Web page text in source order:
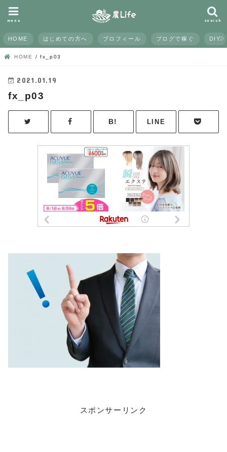
search
menu
HOME はじめての方へ プロフィール ブログで稼ぐ DIY
HOME fx_p03
2021.01.19
fx_p03
LINE
スポンサーリンク